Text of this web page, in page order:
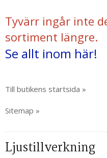
Tyvärr ingår inte
sortiment längre.
Se allt inom här!
Till butikens startsida »
Sitemap »
Ljustillverkning